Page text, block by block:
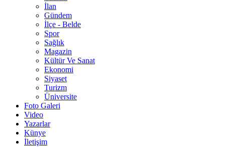
İlan
Gündem
İlçe - Belde
Spor
Sağlık
Magazin
Kültür Ve Sanat
Ekonomi
Siyaset
Turizm
Üniversite
Foto Galeri
Video
Yazarlar
Künye
İletişim